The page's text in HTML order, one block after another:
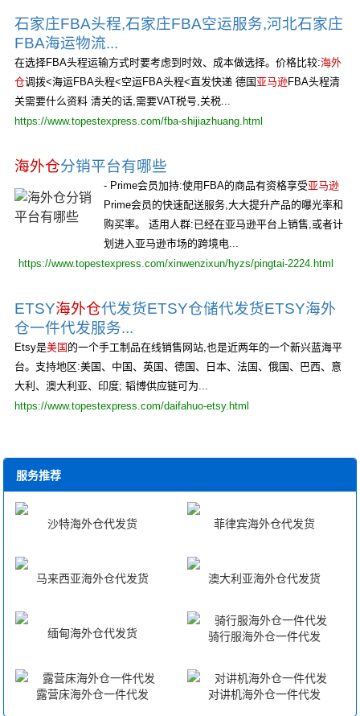
石家庄FBA头程,石家庄FBA空运服务,河北石家庄
FBA海运物流...
在选择FBA头程运输方式时要考虑到时效、成本做选择。价格比较:海外
仓调拨<海运FBA头程<空运FBA头程<直发快递 德国 亚马逊FBA头程清
关需要什么资料 清关的话,需要VAT税号,关税...
https://www.topestexpress.com/fba-shijiazhuang.html
海外仓分销平台有哪些
- Prime会员加持:使用FBA的商品有资格享受亚马逊
Prime会员的快速配送服务,大大提升产品的曝光率和
购买率。 适用人群:已经在亚马逊平台上销售,或者计
划进入亚马逊市场的跨境电...
https://www.topestexpress.com/xinwenzixun/hyzs/pingtai-2224.html
ETSY海外仓代发货ETSY仓储代发货ETSY海外
仓一件代发服务...
Etsy是美国 的一个手工制品在线销售网站,也是近两年的一个新兴蓝海平
台。支持地区:美国、中国、英国、德国、日本、法国、俄国、巴西、意
大利、澳大利亚、印度; 韬博供应链可为...
https://www.topestexpress.com/daifahuo-etsy.html
服务推荐
沙特海外仓代发货 菲律宾海外仓代发货
马来西亚海外仓代发货 澳大利亚海外仓代发货
缅甸海外仓代发货 骑行服海外仓一件代发
露营床海外仓一件代发 对讲机海外仓一件代发